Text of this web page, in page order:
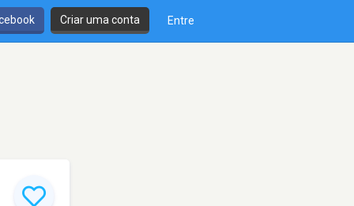
Criar uma conta Entre